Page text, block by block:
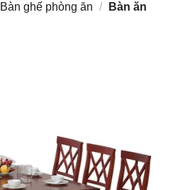
Bàn ghế phòng ăn /
Bàn ăn